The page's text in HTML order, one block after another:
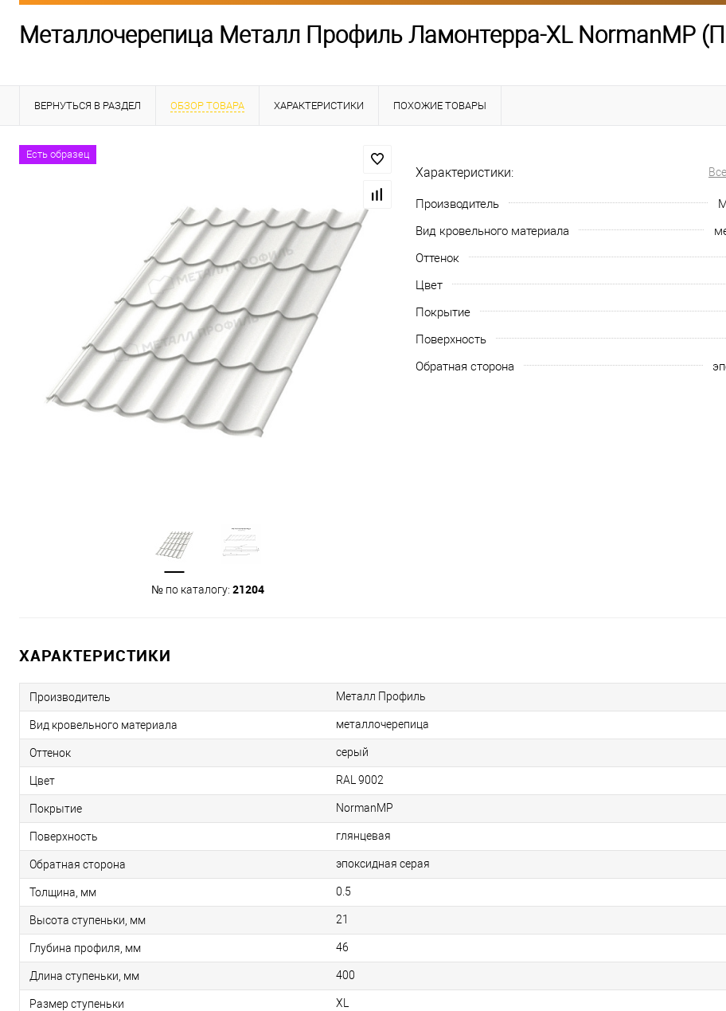
Металлочерепица Металл Профиль Ламонтерра-XL NormanMP
ВЕРНУТЬСЯ В РАЗДЕЛ ОБЗОР ТОВАРА ХАРАКТЕРИСТИКИ ПОХОЖИЕ ТОВАРЫ
Есть образец
№ по каталогу: 21204
Характеристики:
Производитель
Вид кровельного материала
Оттенок
Цвет
Покрытие
Поверхность
Обратная сторона
ХАРАКТЕРИСТИКИ
Производитель Металл Профиль
Вид кровельного материала металлочерепица
Оттенок серый
Цвет RAL 9002
Покрытие NormanMP
Поверхность глянцевая
Обратная сторона эпоксидная серая
Толщина, мм 0.5
Высота ступеньки, мм 21
Глубина профиля, мм 46
Длина ступеньки, мм 400
Размер ступеньки XL